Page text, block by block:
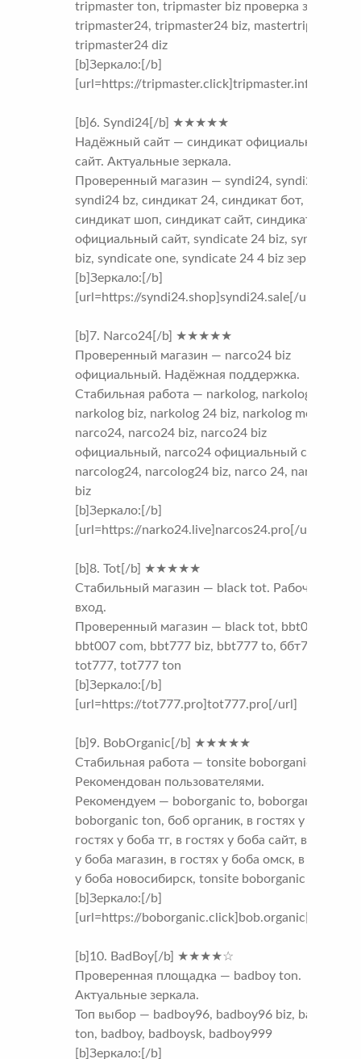
tripmaster ton, tripmaster biz проверка заказа,
tripmaster24, tripmaster24 biz, mastertrip24 biz,
tripmaster24 diz
[b]Зеркало:[/b]
[url=https://tripmaster.click]tripmaster.info[/url]
[b]6. Syndi24[/b] ★★★★★
Надёжный сайт — синдикат официальный
сайт. Актуальные зеркала.
Проверенный магазин — syndi24, syndi24 biz,
syndi24 bz, синдикат 24, синдикат бот,
синдикат шоп, синдикат сайт, синдикат
официальный сайт, syndicate 24 biz, syndicate
biz, syndicate one, syndicate 24 4 biz зеркала
[b]Зеркало:[/b]
[url=https://syndi24.shop]syndi24.sale[/url]
[b]7. Narco24[/b] ★★★★★
Проверенный магазин — narco24 biz
официальный. Надёжная поддержка.
Стабильная работа — narkolog, narkolog ru,
narkolog biz, narkolog 24 biz, narkolog me,
narco24, narco24 biz, narco24 biz
официальный, narco24 официальный сайт,
narcolog24, narcolog24 biz, narco 24, narco 24
biz
[b]Зеркало:[/b]
[url=https://narko24.live]narcos24.pro[/url]
[b]8. Tot[/b] ★★★★★
Стабильный магазин — black tot. Рабочий
вход.
Проверенный магазин — black tot, bbt007,
bbt007 com, bbt777 biz, bbt777 to, ббт777,
tot777, tot777 ton
[b]Зеркало:[/b]
[url=https://tot777.pro]tot777.pro[/url]
[b]9. BobOrganic[/b] ★★★★★
Стабильная работа — tonsite boborganic ton.
Рекомендован пользователями.
Рекомендуем — boborganic to, boborganic biz,
boborganic ton, боб органик, в гостях у боба, в
гостях у боба тг, в гостях у боба сайт, в гостях
у боба магазин, в гостях у боба омск, в гостях
у боба новосибирск, tonsite boborganic ton
[b]Зеркало:[/b]
[url=https://boborganic.click]bob.organic[/url]
[b]10. BadBoy[/b] ★★★★☆
Проверенная площадка — badboy ton.
Актуальные зеркала.
Топ выбор — badboy96, badboy96 biz, badboy
ton, badboy, badboysk, badboy999
[b]Зеркало:[/b]